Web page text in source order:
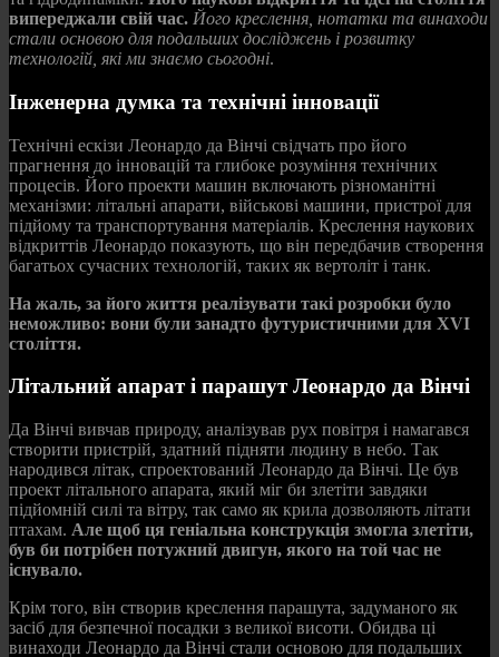
випереджали свій час. Його креслення, нотатки та винаходи
стали основою для подальших досліджень і розвитку
технологій, які ми знаємо сьогодні.
Інженерна думка та технічні інновації
Технічні ескізи Леонардо да Вінчі свідчать про його
прагнення до інновацій та глибоке розуміння технічних
процесів. Його проекти машин включають різноманітні
механізми: літальні апарати, військові машини, пристрої для
підйому та транспортування матеріалів. Креслення наукових
відкриттів Леонардо показують, що він передбачив створення
багатьох сучасних технологій, таких як вертоліт і танк.
На жаль, за його життя реалізувати такі розробки було
неможливо: вони були занадто футуристичними для XVI
століття.
Літальний апарат і парашут Леонардо да Вінчі
Да Вінчі вивчав природу, аналізував рух повітря і намагався
створити пристрій, здатний підняти людину в небо. Так
народився літак, спроектований Леонардо да Вінчі. Це був
проект літального апарата, який міг би злетіти завдяки
підйомній силі та вітру, так само як крила дозволяють літати
птахам. Але щоб ця геніальна конструкція змогла злетіти,
був би потрібен потужний двигун, якого на той час не
існувало.
Крім того, він створив креслення парашута, задуманого як
засіб для безпечної посадки з великої висоти. Обидва ці
винаходи Леонардо да Вінчі стали основою для подальших